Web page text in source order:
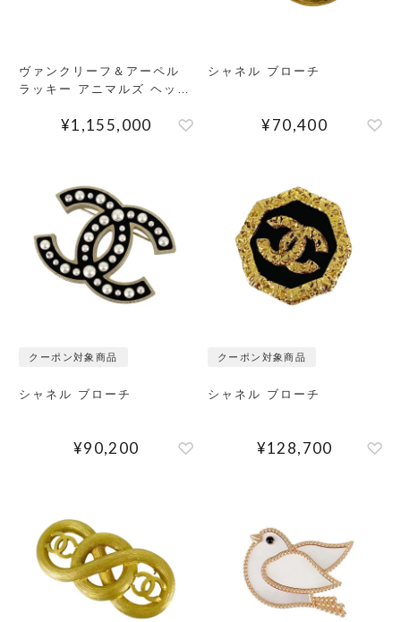
ヴァンクリーフ＆アーペル
ラッキー アニマルズ ヘッジ
ブローチ
¥1,155,000
シャネル ブローチ
¥70,400
クーポン対象商品
シャネル ブローチ
¥90,200
クーポン対象商品
シャネル ブローチ
¥128,700